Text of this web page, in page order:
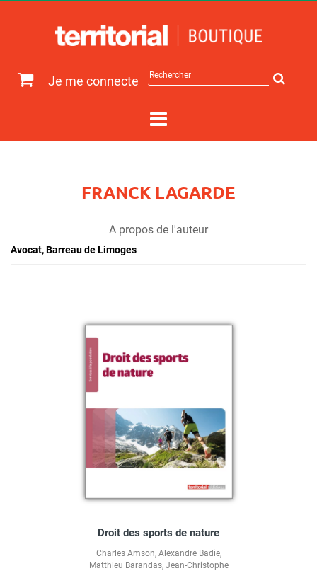
Je me connecte
sur
FRANCK LAGARDE
A propos de l'auteur
Avocat, Barreau de Limoges
Droit des sports de nature
Charles Amson, Alexandre Badie,
Matthieu Barandas, Jean-Christophe